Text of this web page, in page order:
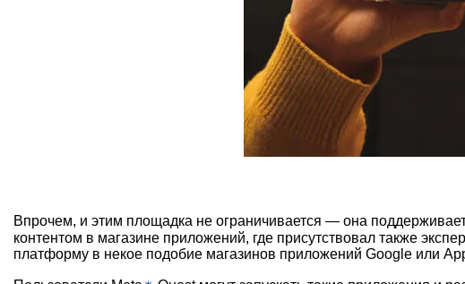
Впрочем, и этим площадка не ограничивается — она
контентом в магазине приложений, где присутствовал также
платформу в некое подобие магазинов приложений Google или